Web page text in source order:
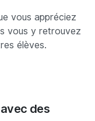
vous appréciez
vous y retrouvez
élèves.
des